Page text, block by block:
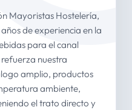
Mayoristas Hostelería,
de experiencia en la
para el canal
nuestra
amplio, productos
ambiente,
el trato directo y